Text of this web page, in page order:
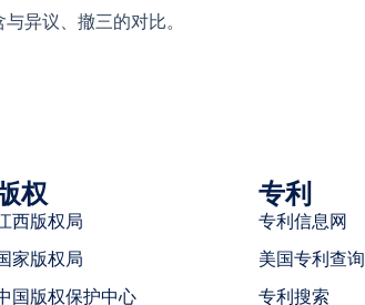
异议、撤三的对比。
权
西版权局
家版权局
国版权保护中心
专利
专利信息网
美国专利查询
专利搜索